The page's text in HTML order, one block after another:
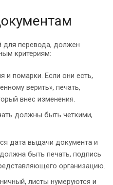
для перевода, должен
критериям:
и помарки. Если они есть,
верить», печать,
внес изменения.
должны быть четкими,
дата выдачи документа и
быть печать, подпись
организацию.
листы нумеруются и